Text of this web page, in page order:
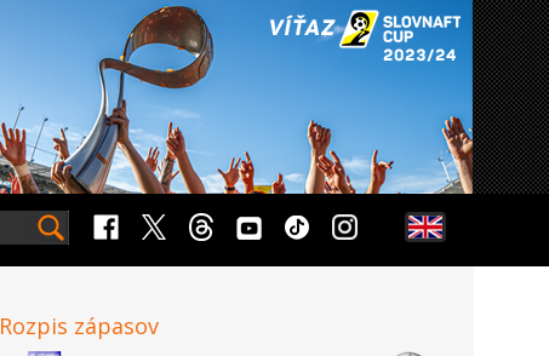
Rozpis zápasov